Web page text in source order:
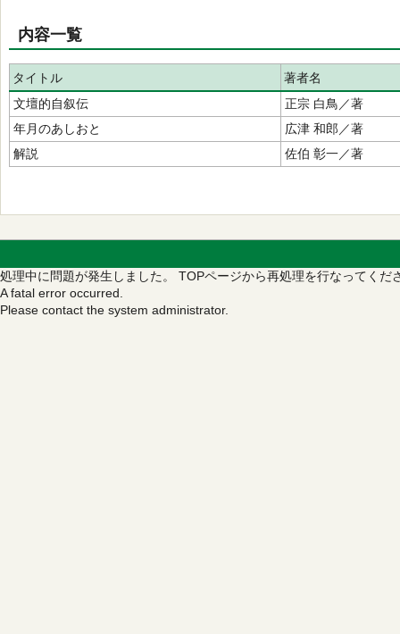
内容一覧
タイトル
著者名
文壇的自叙伝
正宗 白鳥／著
年月のあしおと
広津 和郎／著
解説
佐伯 彰一／著
処理中に問題が発生しました。 TOPページから再処理を行なってくだ
A fatal error occurred.
Please contact the system administrator.